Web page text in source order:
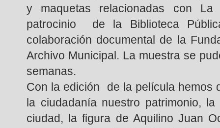
y maquetas relacionadas con
patrocinio de la Biblioteca
colaboración documental de la
Archivo Municipal. La muestra se
semanas.
Con la edición de la película hemos
la ciudadanía nuestro patrimonio,
ciudad, la figura de Aquilino Juan